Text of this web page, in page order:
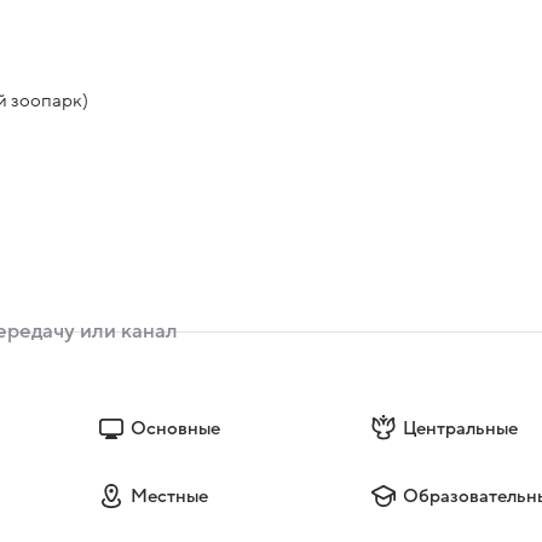
зоопарк)
Основные Центральные
Местные